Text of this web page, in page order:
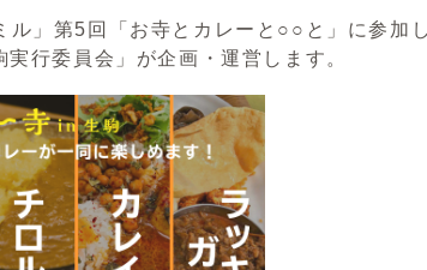
ル」第5回「お寺とカレーと○○と」に参加
行委員会」が企画・運営します。